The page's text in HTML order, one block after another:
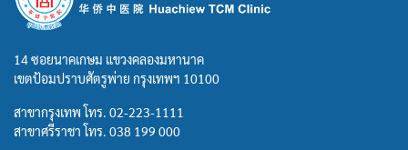
14 ซอยนาคเกษม แขวงคลองมหานาค
เขตป้อมปราบศัตรูพ่าย กรุงเทพฯ 10100
สาขากรุงเทพ โทร. 02-223-1111
สาขาศรีราชา โทร. 038 199 000